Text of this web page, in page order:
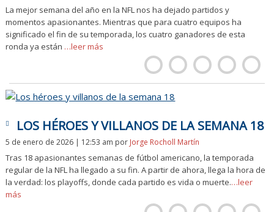
La mejor semana del año en la NFL nos ha dejado partidos y
momentos apasionantes. Mientras que para cuatro equipos ha
significado el fin de su temporada, los cuatro ganadores de esta
ronda ya están …leer más
LOS HÉROES Y VILLANOS DE LA SEMANA 18
5 de enero de 2026 | 12:53 am por Jorge Rocholl Martín
Tras 18 apasionantes semanas de fútbol americano, la temporada
regular de la NFL ha llegado a su fin. A partir de ahora, llega la hora de
la verdad: los playoffs, donde cada partido es vida o muerte.…leer
más